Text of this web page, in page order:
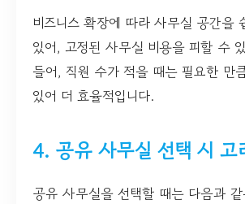
비즈니스 확장에 따라 사무실 공간을
있어, 고정된 사무실 비용을 피할 수
들어, 직원 수가 적을 때는 필요한 만
있어 더 효율적입니다.
4. 공유 사무실 선택 시 고
공유 사무실을 선택할 때는 다음과